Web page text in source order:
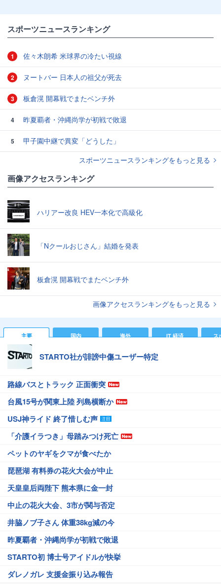
スポーツニュースランキング
1 佐々木朗希 米球界の冷たい視線
2 ヌートバー 日本人の祖父が死去
3 板倉滉 開幕戦でまたベンチ外
4 昨夏覇者・沖縄尚学が初戦で敗退
5
甲子園中継で異変「どうした」
スポーツニュースランキングをもっと見る
画像アクセスランキング
ハリアー改良 HEV一本化で高級化
「Nクールおじさん」結婚を発表
板倉滉 開幕戦でまたベンチ外
画像アクセスランキングをもっと見る
主要 国内 海外 IT 経済 ス
STARTO社が誹謗中傷ユーザー特定
路線バスとトラック 正面衝突
台風15号が関東上陸 列島横断か
USJ神ライド 終了惜しむ声
「介護イラつき」母踏みつけ死亡
ペットのヤギをクマが食べたか
琵琶湖 有料券の花火大会が中止
天皇皇后両陛下 熊本県に金一封
中止の花火大会、3市が関与否定
井脇ノブ子さん 体重38kg減の今
昨夏覇者・沖縄尚学が初戦で敗退
STARTO初 博士号アイドルが快挙
ダレノガレ 支援金振り込み報告